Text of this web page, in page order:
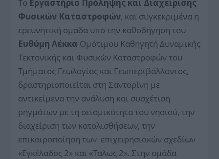
Το Εργαστήριο Πρόληψης και Διαχείρισης
Φυσικών Καταστροφών, και συγκεκριμένα η
ερευνητική ομάδα υπό την καθοδήγηση του
Ευθύμη Λέκκα Ομότιμου Καθηγητή Δυναμικής
Τεκτονικής και Φυσικών Καταστροφών του
Τμήματος Γεωλογίας και Γεωπεριβάλλοντος,
δραστηριοποιείται στη Σαντορίνη με
αντικείμενα την ανάλυση και συσχέτιση
ρηγμάτων με τη σεισμικότητα του νησιού, την
διαχείριση των κατολισθήσεων, την
επικαιροποίηση των επιχειρησιακών σχεδίων
«Εγκέλαδος 2» και «Τάλως 2». Στην ομάδα